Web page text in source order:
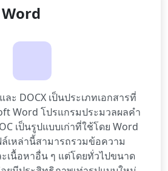
ะ DOCX เป็นประเภทเอกสารที่
Word โปรแกรมประมวลผลคำ
เป็นรูปแบบเก่าที่ใช้โดย Word
เหล่านี้สามารถรวมข้อความ
เนื้อหาอื่น ๆ แต่โดยทั่วไปขนาด